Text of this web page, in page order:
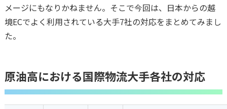
メージにもなりかねません。そこで今回は、日本からの越
境ECでよく利用されている大手7社の対応をまとめてみまし
た。
原油高における国際物流大手各社の対応